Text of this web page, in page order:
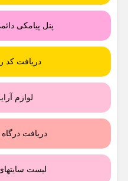
پنل پیامکی
دریافت کد
لوازم
دریافت درگاه
لیست سایتهای